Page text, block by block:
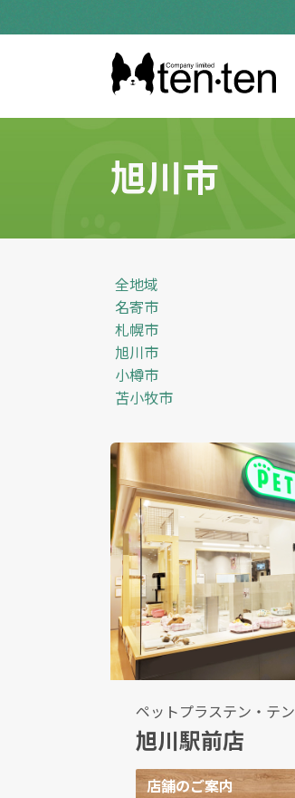
旭川市
全地域
名寄市
札幌市
旭川市
小樽市
苫小牧市
ペットプラステン・テン
旭川駅前店
店舗のご案内